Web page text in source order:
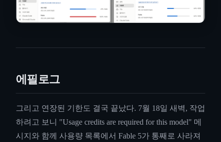
에필로그
그리고 연장된 기한도 결국 끝났다. 7월 18일 새벽, 작업
하려고 보니 "Usage credits are required for this model" 메
시지와 함께 사용량 목록에서 Fable 5가 통째로 사라져